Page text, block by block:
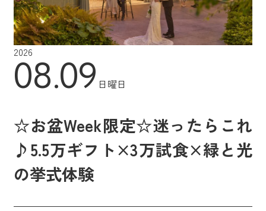
2026
08.09 日曜日
☆お盆Week限定☆迷ったらこれ
♪5.5万ギフト×3万試食×緑と光
の挙式体験